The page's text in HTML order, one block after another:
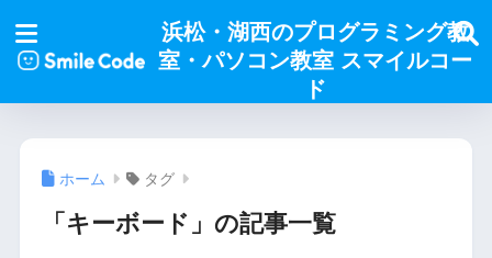
浜松・湖西のプログラミング教
室・パソコン教室 スマイルコー
ド
ホーム タグ
「キーボード」の記事一覧